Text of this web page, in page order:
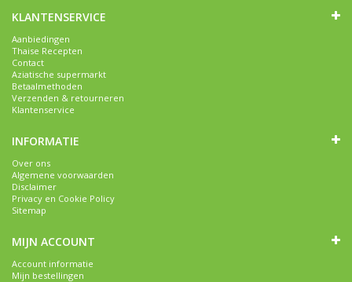
KLANTENSERVICE
Aanbiedingen
Thaise Recepten
Contact
Aziatische supermarkt
Betaalmethoden
Verzenden & retourneren
Klantenservice
INFORMATIE
Over ons
Algemene voorwaarden
Disclaimer
Privacy en Cookie Policy
Sitemap
MIJN ACCOUNT
Account informatie
Mijn bestellingen